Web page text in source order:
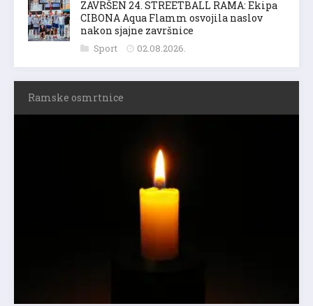
ZAVRŠEN 24. STREETBALL RAMA: Ekipa
CIBONA Aqua Flamm osvojila naslov
nakon sjajne završnice
Sport 02.08.2026.
Ramske osmrtnice